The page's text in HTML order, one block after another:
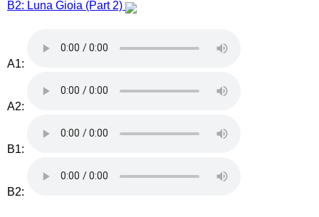
B2: Luna Gioia (Part 2)
A1:
A2:
B1:
B2: